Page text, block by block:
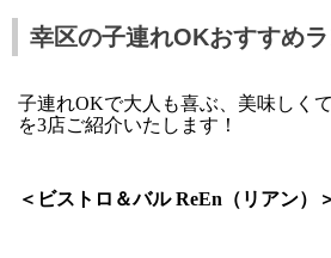
幸区の子連れOKおすすめ
子連れOKで大人も喜ぶ、美味しく
を3店ご紹介いたします！
＜ビストロ＆バル ReEn（リアン）